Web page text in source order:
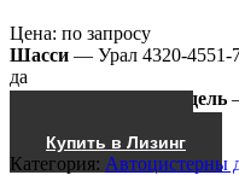
Цена: по запросу
Шасси — Урал 4320-4551-
да
Модель
Купить в Лизинг
Категория: